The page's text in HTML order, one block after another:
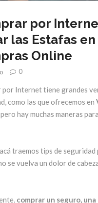
por
las Estafas en
Online
0
por Internet tiene grandes
como las que ofrecemos en
pero hay muchas maneras
traemos tips de seguridad
se vuelva un dolor de
comprar un seguro,